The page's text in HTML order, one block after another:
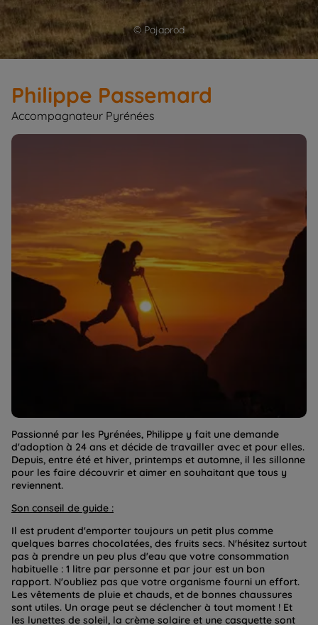
© Pajaprod
Philippe Passemard
Accompagnateur Pyrénées
Passionné par les Pyrénées, Philippe y fait une demande
d'adoption à 24 ans et décide de travailler avec et pour elles.
Depuis, entre été et hiver, printemps et automne, il les sillonne
pour les faire découvrir et aimer en souhaitant que tous y
reviennent.
Son conseil de guide :
Il est prudent d'emporter toujours un petit plus comme
quelques barres chocolatées, des fruits secs. N'hésitez surtout
pas à prendre un peu plus d'eau que votre consommation
habituelle : 1 litre par personne et par jour est un bon
rapport. N'oubliez pas que votre organisme fourni un effort.
Les vêtements de pluie et chauds, et de bonnes chaussures
sont utiles. Un orage peut se déclencher à tout moment ! Et
les lunettes de soleil, la crème solaire et une casquette sont